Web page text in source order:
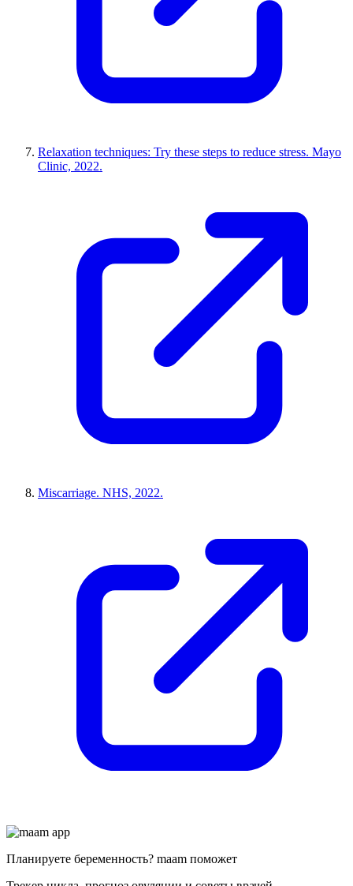
Relaxation techniques: Try these steps to reduce stress. Mayo
Clinic, 2022.
Miscarriage. NHS, 2022.
Планируете беременность? maam поможет